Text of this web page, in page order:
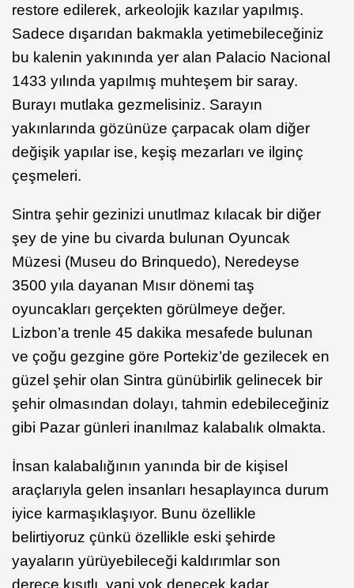
restore edilerek, arkeolojik kazılar yapılmış.
Sadece dışarıdan bakmakla yetimebileceğiniz
bu kalenin yakınında yer alan Palacio Nacional
1433 yılında yapılmış muhteşem bir saray.
Burayı mutlaka gezmelisiniz. Sarayın
yakınlarında gözünüze çarpacak olam diğer
değişik yapılar ise, keşiş mezarları ve ilginç
çeşmeleri.
Sintra şehir gezinizi unutlmaz kılacak bir diğer
şey de yine bu civarda bulunan Oyuncak
Müzesi (Museu do Brinquedo), Neredeyse
3500 yıla dayanan Mısır dönemi taş
oyuncakları gerçekten görülmeye değer.
Lizbon’a trenle 45 dakika mesafede bulunan
ve çoğu gezgine göre Portekiz’de gezilecek en
güzel şehir olan Sintra günübirlik gelinecek bir
şehir olmasından dolayı, tahmin edebileceğiniz
gibi Pazar günleri inanılmaz kalabalık olmakta.
İnsan kalabalığının yanında bir de kişisel
araçlarıyla gelen insanları hesaplayınca durum
iyice karmaşıklaşıyor. Bunu özellikle
belirtiyoruz çünkü özellikle eski şehirde
yayaların yürüyebileceği kaldırımlar son
derece kısıtlı, yani yok denecek kadar